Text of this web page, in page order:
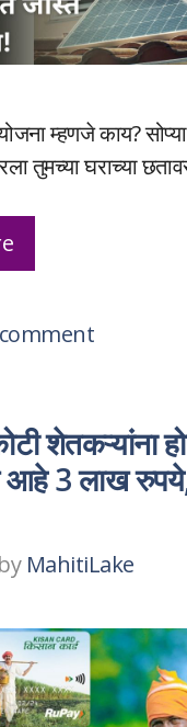
म्हणजे काय?
तुमच्या घराच्या
शेतकऱ्यांना
3 लाख रुपये,
by MahitiLake